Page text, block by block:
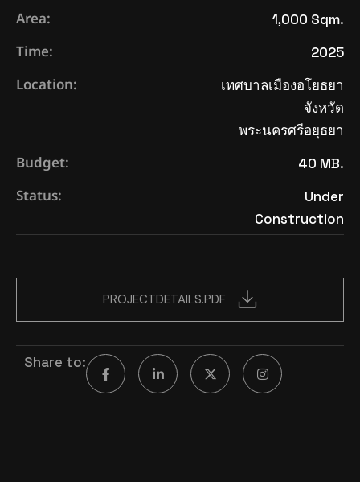
Area: 1,000 Sqm.
Time: 2025
Location:
เทศบาลเมืองอโยธยา
จังหวัด
พระนครศรีอยุธยา
Budget: 40 MB.
Status:
Under
Construction
PROJECTDETAILS.PDF
Share to: